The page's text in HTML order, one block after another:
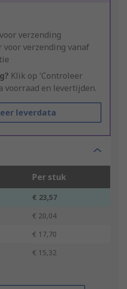
verzending
voor verzending vanaf
Klik op 'Controleer
voorraad en levertijden.
leverdata
Per stuk
€ 23,57
€ 20,04
€ 17,70
€ 15,32